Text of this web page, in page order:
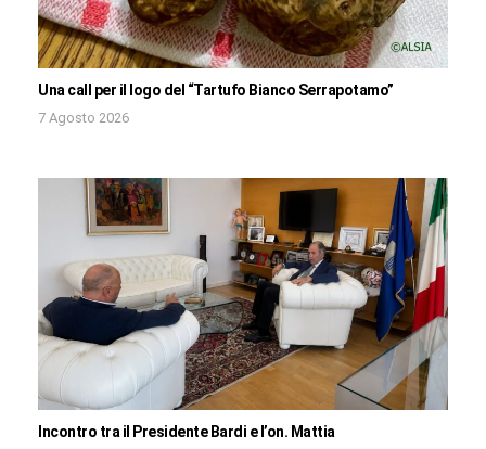
Una call per il logo del “Tartufo Bianco Serrapotamo”
7 Agosto 2026
Incontro tra il Presidente Bardi e l’on. Mattia